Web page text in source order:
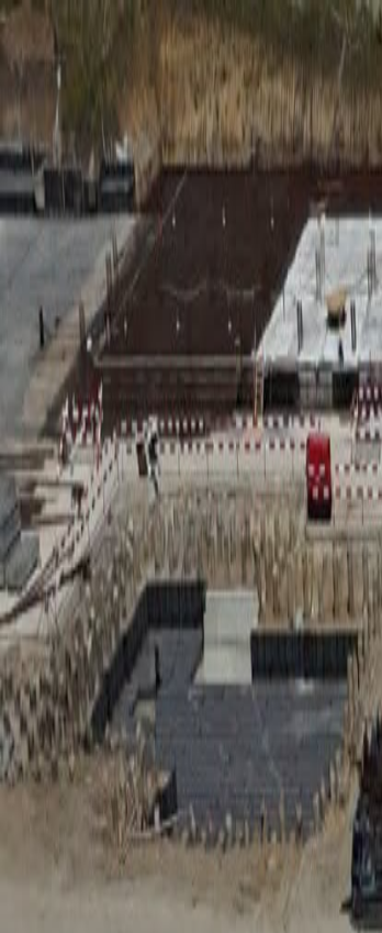
RADIO SOMEȘ
Categorii
EmisiuniPodcastIstoric melodii